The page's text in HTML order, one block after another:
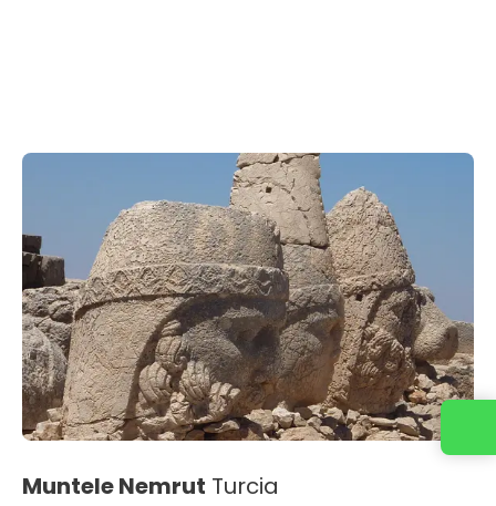
Muntele Nemrut Turcia